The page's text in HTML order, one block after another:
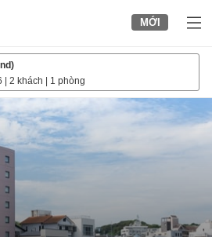
MỚI
2 khách 1 phòng